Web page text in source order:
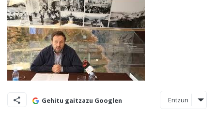
Gehitu gaitzazu Googlen Entzun